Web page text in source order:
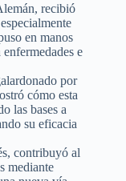
recibió
en manos
e
por
cómo esta
las bases a
su eficacia
contribuyó al
mediante